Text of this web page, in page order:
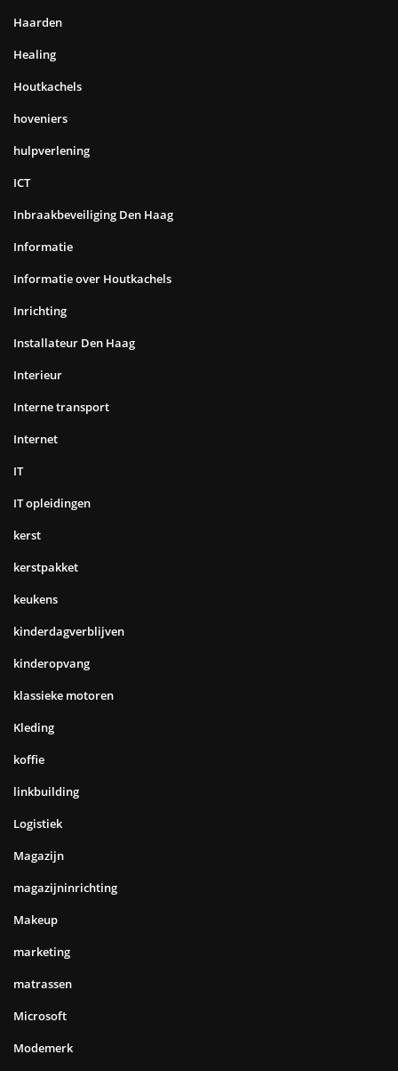
Haarden
Healing
Houtkachels
hoveniers
hulpverlening
ICT
Inbraakbeveiliging Den Haag
Informatie
Informatie over Houtkachels
Inrichting
Installateur Den Haag
Interieur
Interne transport
Internet
IT
IT opleidingen
kerst
kerstpakket
keukens
kinderdagverblijven
kinderopvang
klassieke motoren
Kleding
koffie
linkbuilding
Logistiek
Magazijn
magazijninrichting
Makeup
marketing
matrassen
Microsoft
Modemerk